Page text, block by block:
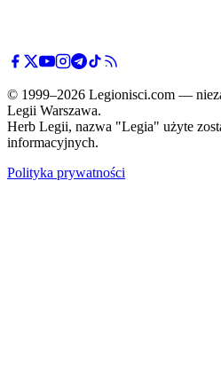
© 1999–2026 Legionisci.com —
Legii Warszawa.
Herb Legii, nazwa "Legia" użyte
informacyjnych.
Polityka prywatności